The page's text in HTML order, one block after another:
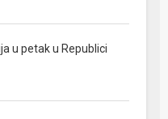
u petak u Republici